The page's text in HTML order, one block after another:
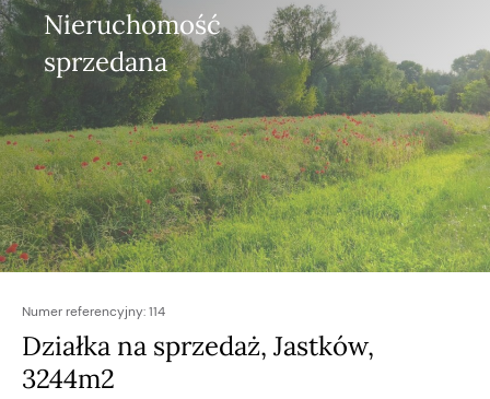
Nieruchomość
sprzedana
Numer referencyjny:114
Działka na sprzedaż, Jastków,
3244m2